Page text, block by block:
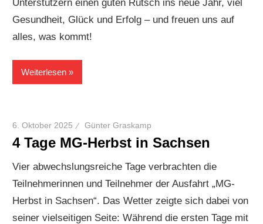
Unterstützern einen guten Rutsch ins neue Jahr, viel
Gesundheit, Glück und Erfolg – und freuen uns auf
alles, was kommt!
Weiterlesen
6. Oktober 2025 Günter Graskamp
4 Tage MG-Herbst in Sachsen
Vier abwechslungsreiche Tage verbrachten die
Teilnehmerinnen und Teilnehmer der Ausfahrt „MG-
Herbst in Sachsen“. Das Wetter zeigte sich dabei von
seiner vielseitigen Seite: Während die ersten Tage mit